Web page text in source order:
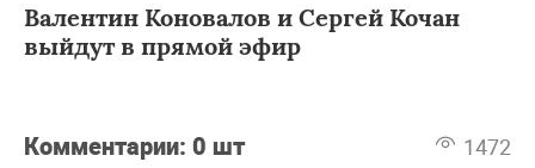
Валентин Коновалов и Сергей Кочан
выйдут в прямой эфир
Комментарии: 0 шт 1472